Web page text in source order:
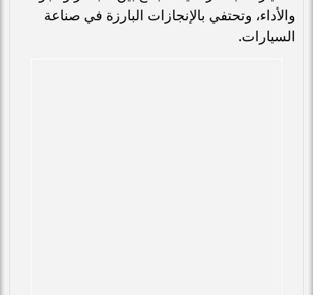
والأداء، وتحتفي بالإنجازات البارزة في صناعة
السيارات.